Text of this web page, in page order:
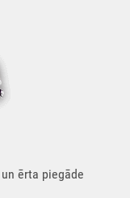
ērta piegāde